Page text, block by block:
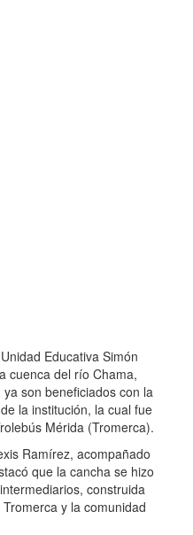
Educativa Simón
cuenca del río Chama,
son beneficiados con la
la institución, la cual fue
Mérida (Tromerca).
Ramírez, acompañado
que la cancha se hizo
construida
y la comunidad